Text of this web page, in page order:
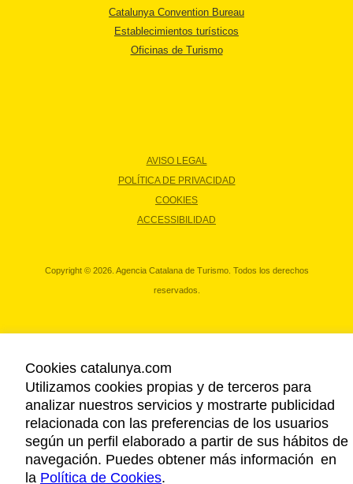
Catalunya Convention Bureau
Establecimientos turísticos
Oficinas de Turismo
AVISO LEGAL
POLÍTICA DE PRIVACIDAD
COOKIES
ACCESSIBILIDAD
Copyright © 2026. Agencia Catalana de Turismo. Todos los derechos
reservados.
Cookies catalunya.com
Utilizamos cookies propias y de terceros para
analizar nuestros servicios y mostrarte publicidad
relacionada con las preferencias de los usuarios
según un perfil elaborado a partir de sus hábitos de
navegación. Puedes obtener más información en
la Política de Cookies.